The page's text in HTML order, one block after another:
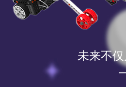
未来不